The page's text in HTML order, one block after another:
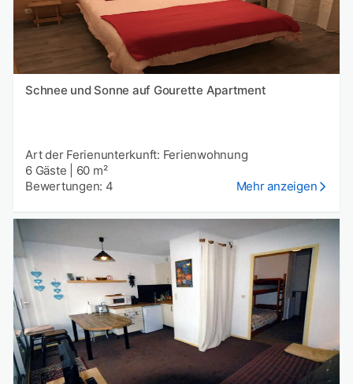
Schnee und Sonne auf Gourette Apartment
Art der Ferienunterkunft: Ferienwohnung
6 Gäste
60 m²
Bewertungen: 4
Mehr anzeigen